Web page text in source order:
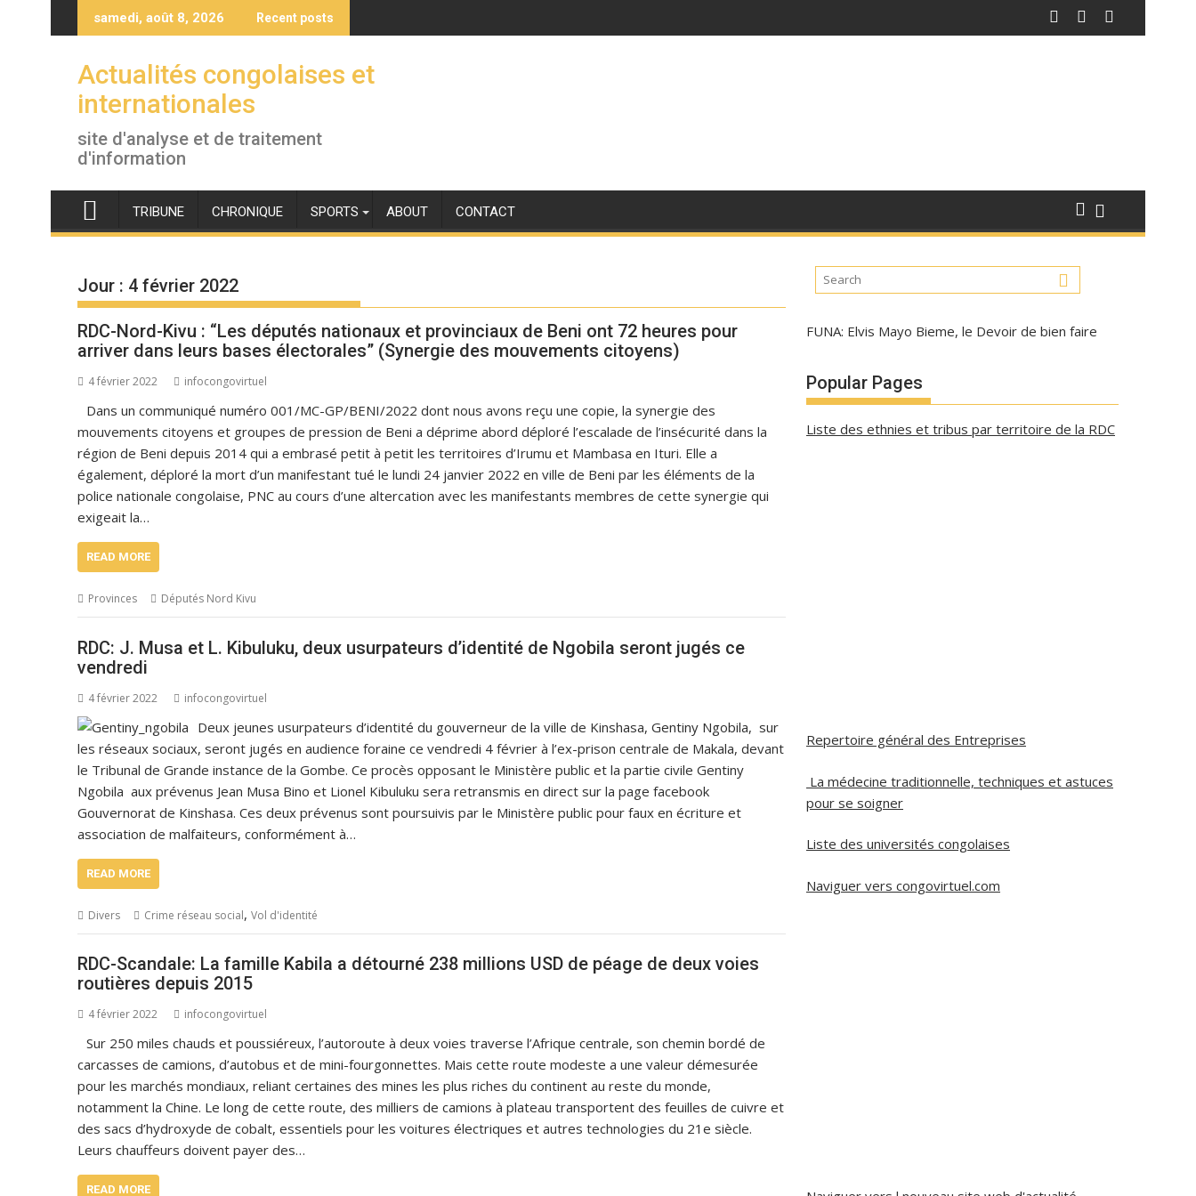
to
samedi, août 8, 2026 Recent posts
Actualités congolaises et
internationales
site d'analyse et de traitement
d'information
TRIBUNE CHRONIQUE SPORTS ABOUT CONTACT
Jour : 4 février 2022
RDC-Nord-Kivu : “Les députés nationaux et provinciaux de Beni ont 72 heures pour
arriver dans leurs bases électorales” (Synergie des mouvements citoyens)
4 février 2022 infocongovirtuel
Dans un communiqué numéro 001/MC-GP/BENI/2022 dont nous avons reçu une copie, la synergie des
mouvements citoyens et groupes de pression de Beni a déprime abord déploré l’escalade de l’insécurité dans la
région de Beni depuis 2014 qui a embrasé petit à petit les territoires d’Irumu et Mambasa en Ituri. Elle a
également, déploré la mort d’un manifestant tué le lundi 24 janvier 2022 en ville de Beni par les éléments de la
police nationale congolaise, PNC au cours d’une altercation avec les manifestants membres de cette synergie qui
exigeait la…
READ MORE
Provinces Députés Nord Kivu
RDC: J. Musa et L. Kibuluku, deux usurpateurs d’identité de Ngobila seront jugés ce
vendredi
4 février 2022 infocongovirtuel
Deux jeunes usurpateurs d’identité du gouverneur de la ville de Kinshasa, Gentiny Ngobila, sur
les réseaux sociaux, seront jugés en audience foraine ce vendredi 4 février à l’ex-prison centrale de Makala, devant
le Tribunal de Grande instance de la Gombe. Ce procès opposant le Ministère public et la partie civile Gentiny
Ngobila aux prévenus Jean Musa Bino et Lionel Kibuluku sera retransmis en direct sur la page facebook
Gouvernorat de Kinshasa. Ces deux prévenus sont poursuivis par le Ministère public pour faux en écriture et
association de malfaiteurs, conformément à…
READ MORE
Divers Crime réseau social, Vol d'identité
RDC-Scandale: La famille Kabila a détourné 238 millions USD de péage de deux voies
routières depuis 2015
4 février 2022 infocongovirtuel
Sur 250 miles chauds et poussiéreux, l’autoroute à deux voies traverse l’Afrique centrale, son chemin bordé de
carcasses de camions, d’autobus et de mini-fourgonnettes. Mais cette route modeste a une valeur démesurée
pour les marchés mondiaux, reliant certaines des mines les plus riches du continent au reste du monde,
notamment la Chine. Le long de cette route, des milliers de camions à plateau transportent des feuilles de cuivre et
des sacs d’hydroxyde de cobalt, essentiels pour les voitures électriques et autres technologies du 21e siècle.
Leurs chauffeurs doivent payer des…
READ MORE
FUNA: Elvis Mayo Bieme, le Devoir de bien faire
Popular Pages
Liste des ethnies et tribus par territoire de la RDC
Repertoire général des Entreprises
La médecine traditionnelle, techniques et astuces
pour se soigner
Liste des universités congolaises
Naviguer vers congovirtuel.com